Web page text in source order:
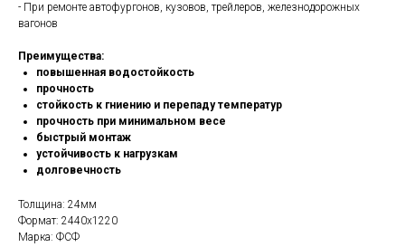
- При ремонте автофургонов, кузовов, трейлеров, железнодорожных
вагонов
Преимущества:
повышенная водостойкость
прочность
стойкость к гниению и перепаду температур
прочность при минимальном весе
быстрый монтаж
устойчивость к нагрузкам
долговечность
Толщина: 24мм
Формат: 2440x1220
Марка: ФСФ